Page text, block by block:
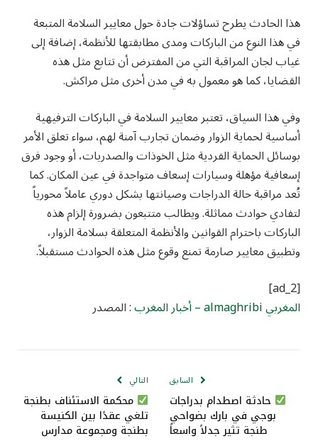
هذا الحادث يطرح تساؤلات جادة حول معايير السلامة المتبعة
في هذا النوع من الباركات ومدى مطابقتها للأنظمة، إضافة إلى
غياب لجان المراقبة التي من المفترض أن تتابع مثل هذه
القضايا، كما هو معمول به في مدن أخرى مثل مراكش.
وفي هذا السياق، تعتبر معايير السلامة في الباركات الترفيهية
أساسية لحماية الزوار وضمان تجارب آمنة لهم، سواء تعلق الأمر
بوسائل الحماية الفردية مثل الخوذات والصدريات، أو وجود فرق
إسعافية مؤهلة وسيارات إسعاف متواجدة في عين المكان. كما
تُعد مراقبة حالة الدراجات وصيانتها بشكل دوري عاملاً محورياً
لتفادي حوادث مماثلة. ويطالب متتبعون بضرورة إلزام هذه
الباركات باحترام القوانين والأنظمة المتعلقة بسلامة الزوار،
وتطبيق معايير صارمة تمنع وقوع مثل هذه الحوادث مستقبلاً.
[ad_2]
المغربي almaghribi – أخبار المغرب : المصدر
السابق
حادثة اصطدام بدراجات
بوجي في بارك بضواحي
طنجة تثير جدلاً واسعاً
التالي
محكمة الاستئناف بطنجة
تلغي عقدًا بين الكنيسة
بطنجة ومجموعة مدارس